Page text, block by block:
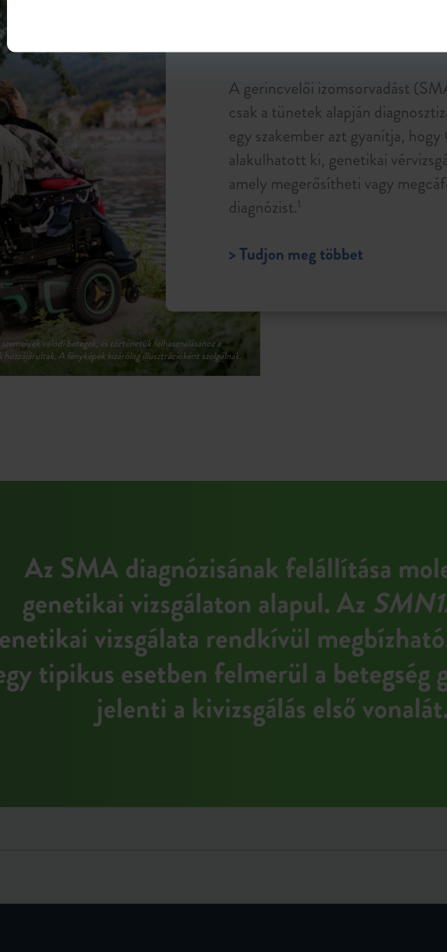
A gerincvelői izomsorvadást
csak a tünetek alapján
egy szakember azt gyanítja,
alakulhatott ki, genetikai
amely megerősítheti vagy
diagnózist.1
> Tudjon meg többet
Az SMA diagnózisának felállítása
genetikai vizsgálaton alapul. Az
vizsgálata rendkívül
tipikus esetben felmerül a betegség
jelenti a kivizsgálás első